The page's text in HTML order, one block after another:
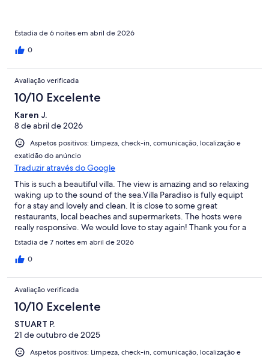
Estadia de 6 noites em abril de 2026
0
Avaliação verificada
10/10 Excelente
Karen J.
8 de abril de 2026
Aspetos positivos: Limpeza, check-in, comunicação, localização e
exatidão do anúncio
Traduzir através do Google
This is such a beautiful villa. The view is amazing and so relaxing
waking up to the sound of the sea.Villa Paradiso is fully equipt
for a stay and lovely and clean. It is close to some great
restaurants, local beaches and supermarkets. The hosts were
really responsive. We would love to stay again! Thank you for a
wonderful stay and a holiday to remember.
Estadia de 7 noites em abril de 2026
0
Avaliação verificada
10/10 Excelente
STUART P.
21 de outubro de 2025
Aspetos positivos: Limpeza, check-in, comunicação, localização e